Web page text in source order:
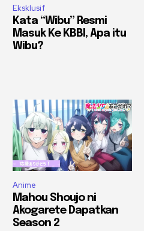
Eksklusif
Kata “Wibu” Resmi
Masuk Ke KBBI, Apa itu
Wibu?
Anime
Mahou Shoujo ni
Akogarete Dapatkan
Season 2